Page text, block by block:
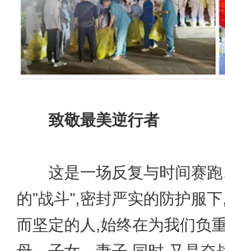
致敬最美逆行者
这是一场反复与时间赛跑
的"战斗",密封严实的防护服
而坚定的人,始终在为我们负